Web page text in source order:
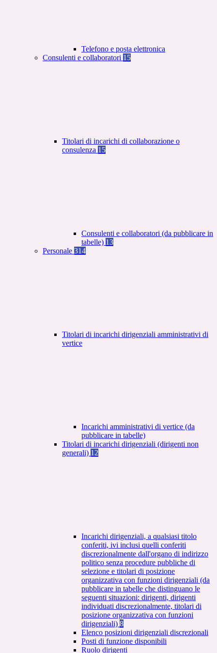
Telefono e posta elettronica
Consulenti e collaboratori 15
Titolari di incarichi di collaborazione o
consulenza 15
Consulenti e collaboratori (da pubblicare in
tabelle) 13
Personale 314
Titolari di incarichi dirigenziali amministrativi di
vertice
Incarichi amministrativi di vertice (da
pubblicare in tabelle)
Titolari di incarichi dirigenziali (dirigenti non
generali) 12
Incarichi dirigenziali, a qualsiasi titolo
conferiti, ivi inclusi quelli conferiti
discrezionalmente dall'organo di indirizzo
politico senza procedure pubbliche di
selezione e titolari di posizione
organizzativa con funzioni dirigenziali (da
pubblicare in tabelle che distinguano le
seguenti situazioni: dirigenti, dirigenti
individuati discrezionalmente, titolari di
posizione organizzativa con funzioni
dirigenziali) 8
Elenco posizioni dirigenziali discrezionali
Posti di funzione disponibili
Ruolo dirigenti